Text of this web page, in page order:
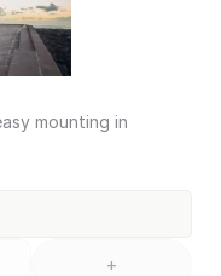
mounting in
+